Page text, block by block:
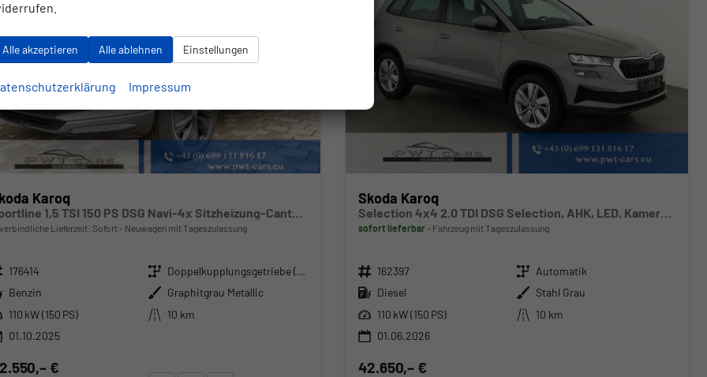
Karoq
Sportline 1,5 TSI 150 PS DSG Navi-4x Sitzheizung-Canton Sound-Anhängerkupplung-LED-Matrix-AppleCarPlay-Android-Auto-ACC-Kessy-2-Zonen-Klimaautomatik-18''Alu-Sofort
Lieferzeit: Sofort Neuwagen mit Tageszulassung
176414 Getriebe
Doppelkupplungsgetriebe (DSG)
Benzin Außenfarbe Graphitgrau Metallic
110 kW (150 PS) Kilometerstand
10 km
01.10.2025
€
Skoda Karoq
Selection 4x4 2.0 TDI DSG Selection, AHK, LED, Kamera, Winter, 4 J.-Garantie
sofort lieferbar Fahrzeug mit Tageszulassung
Fahrzeugnr. 162397 Getriebe Automatik
Kraftstoff Diesel Außenfarbe Stahl Grau
Leistung 110 kW (150 PS) Kilometerstand
10 km
01.06.2026
42.650,– €
Alle akzeptieren Alle ablehnen Einstellungen
Impressum